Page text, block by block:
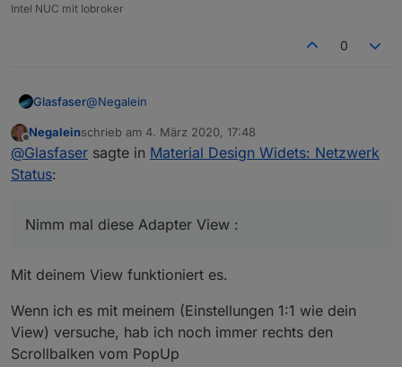
Material Design Widgets v0.2.66
dem TR064-Adapter (online, offline)
Einträge, die mit einem Link hinterlegt wurden,
neuen Browser-Tab geöffnet werden
Sortier und Filter Funktion
Einstellungen, siehe im Skript Sektion
Einstellungen, Funktion der Einstellungen ist
View zum Importieren (für Material Design Icons):
Spoiler
Skript (mit Material Design Icons):
Spoiler
Intel NUC mit Iobroker
0
Glasfaser@Negalein
Nimm mal diese Adapter View :
Offline
Negaleinschrieb am 4. März 2020, 17:48
zuletzt editiert von
@Glasfaser sagte in Material Design Widets: Netzwerk
Status:
Nimm mal diese Adapter View :
Mit deinem View funktioniert es.
Wenn ich es mit meinem (Einstellungen 1:1 wie dein
View) versuche, hab ich noch immer rechts den
Scrollbalken vom PopUp